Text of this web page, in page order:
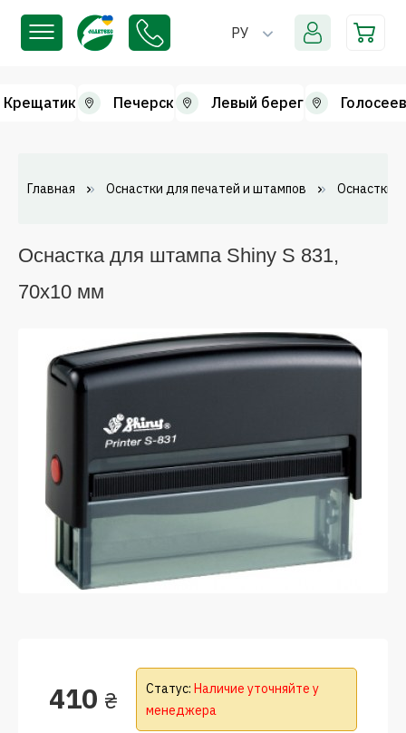
РУ
Крещатик Печерск Левый берег
Главная Оснастки для печатей и штампов Оснастки
Оснастка для штампа Shiny S 831,
70х10 мм
410 ₴ Статус: Наличие уточняйте у
менеджера